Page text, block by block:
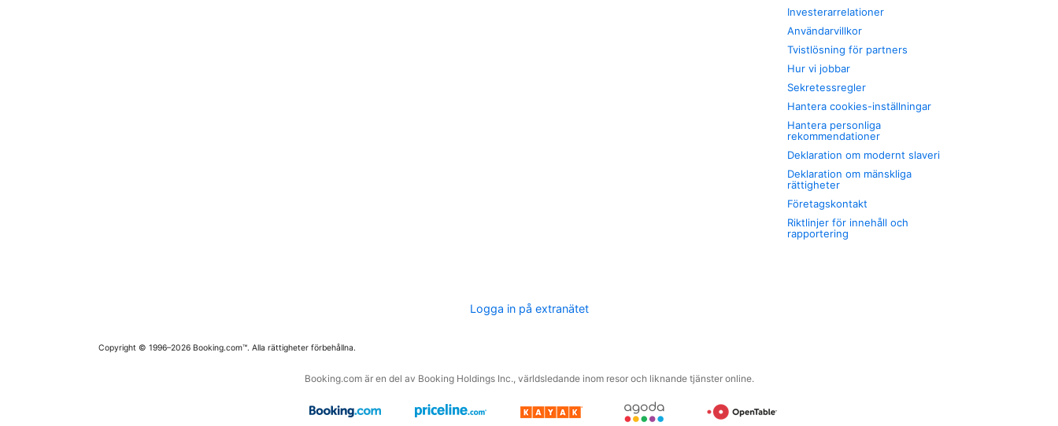
Investerarrelationer
Användarvillkor
Tvistlösning för partners
Hur vi jobbar
Sekretessregler
Hantera cookies-inställningar
Hantera personliga
rekommendationer
Deklaration om modernt slaveri
Deklaration om mänskliga
rättigheter
Företagskontakt
Riktlinjer för innehåll och
rapportering
Logga in på extranätet
Copyright © 1996–2026 Booking.com™. Alla rättigheter förbehållna.
Booking.com är en del av Booking Holdings Inc., världsledande inom resor och liknande tjänster online.